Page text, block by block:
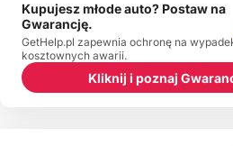
Kupujesz młode auto? Postaw na
Gwarancję.
GetHelp.pl zapewnia ochronę na
kosztownych awarii.
Kliknij i poznaj